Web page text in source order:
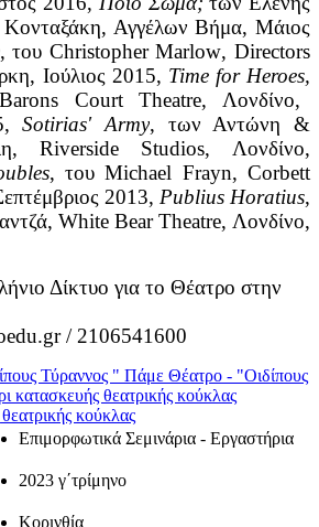
Αγγέλων Βήμα, Μάιος
, του Christopher Marlow,Directors
Ιούλιος 2015, Time for Heroes,
Barons Court Theatre, Λονδίνο,
Sotirias'Army, των Αντώνη &
Riverside Studios, Λονδίνο,
, τουMichael Frayn,Corbett
2013, Publius Horatius,
White Bear Theatre, Λονδίνο,
Δίκτυο για το Θέατρο στην
/ 2106541600
Πάμε Θέατρο - "Οιδίπους
κούκλας
Επιμορφωτικά Σεμινάρια - Εργαστήρια
2023 γ΄τρίμηνο
Κορινθία